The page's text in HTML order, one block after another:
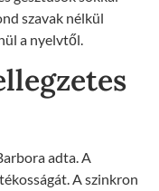
szavak nélkül
a nyelvtől.
adta. A
A szinkron